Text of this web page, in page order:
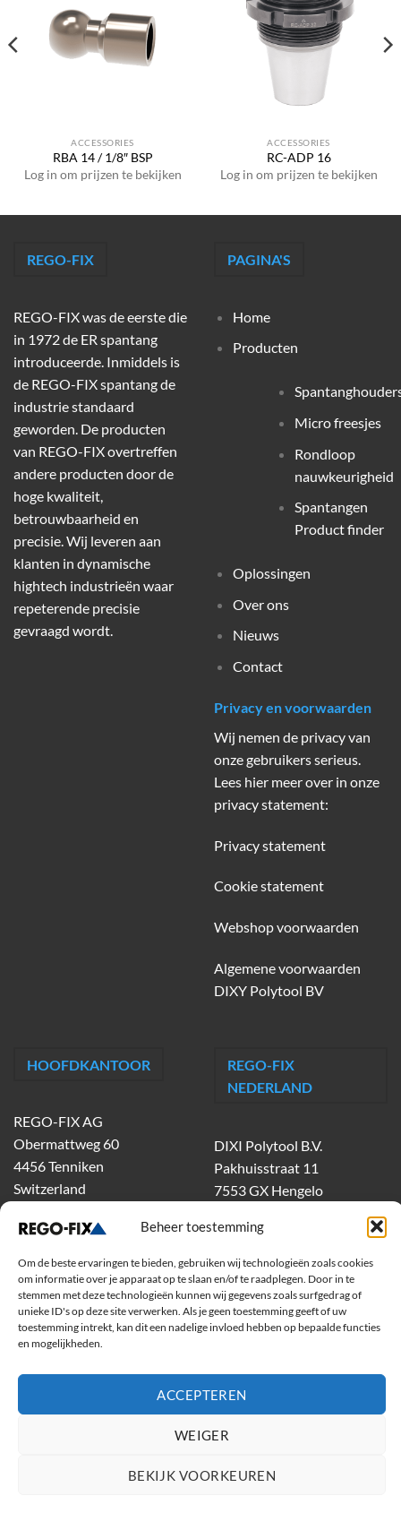
Beheer toestemming
Om de beste ervaringen te bieden, gebruiken wij technologieën zoals cookies
om informatie over je apparaat op te slaan en/of te raadplegen. Door in te
stemmen met deze technologieën kunnen wij gegevens zoals surfgedrag of
unieke ID's op deze site verwerken. Als je geen toestemming geeft of uw
toestemming intrekt, kan dit een nadelige invloed hebben op bepaalde functies
en mogelijkheden.
ACCEPTEREN
WEIGER
BEKIJK VOORKEUREN
ACCESSORIES
RBA 14 / 1/8″ BSP
Log in om prijzen te bekijken
ACCESSORIES
RC-ADP 16
Log in om prijzen te bekijken
REGO-FIX
REGO-FIX was de eerste die
in 1972 de ER spantang
introduceerde. Inmiddels is
de REGO-FIX spantang de
industrie standaard
geworden. De producten
van REGO-FIX overtreffen
andere producten door de
hoge kwaliteit,
betrouwbaarheid en
precisie. Wij leveren aan
klanten in dynamische
hightech industrieën waar
repeterende precisie
gevraagd wordt.
PAGINA'S
Home
Producten
Micro freesjes
Rondloop
nauwkeurigheid
Spantangen
Product finder
Oplossingen
Over ons
Nieuws
Contact
Privacy en voorwaarden
Wij nemen de privacy van
onze gebruikers serieus.
Lees hier meer over in onze
privacy statement:
Privacy statement
Cookie statement
Webshop voorwaarden
Algemene voorwaarden
DIXY Polytool BV
HOOFDKANTOOR
REGO-FIX AG
Obermattweg 60
4456 Tenniken
Switzerland
REGO-FIX
NEDERLAND
DIXI Polytool B.V.
Pakhuisstraat 11
7553 GX Hengelo
dixiholland@dixi.com
www.dixipolytool.com
Volg ons op Youtube